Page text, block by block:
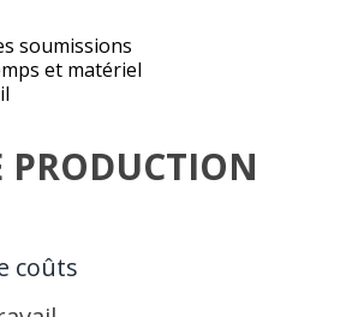
soumissions
et matériel
coûts